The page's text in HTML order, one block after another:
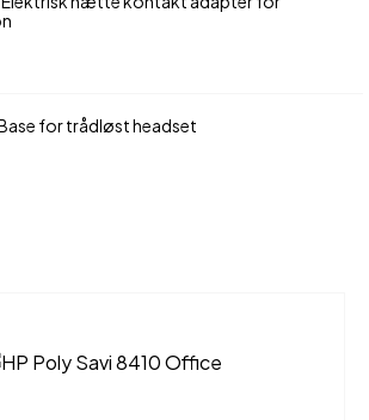
for trådløst headset